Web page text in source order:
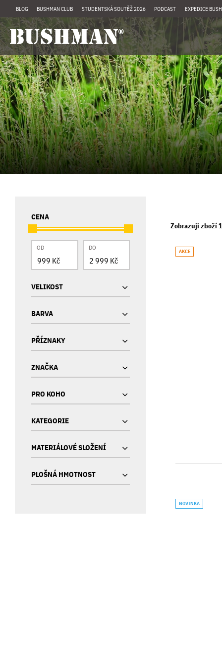
BLOG BUSHMAN CLUB STUDENTSKÁ SOUTĚŽ 2026 PODCAST EXPEDICE
CENA
OD DO
VELIKOST
BARVA
PŘÍZNAKY
ZNAČKA
PRO KOHO
KATEGORIE
MATERIÁLOVÉ SLOŽENÍ
PLOŠNÁ HMOTNOST
Zobrazuji zboží
AKCE
NOVINKA